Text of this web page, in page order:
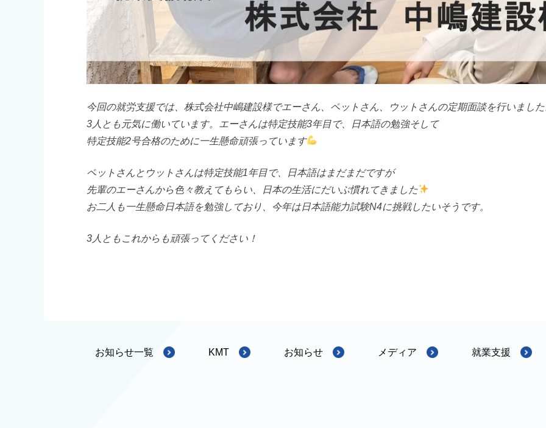
今回の就労支援では、株式会社中嶋建設様でエーさん、ペットさん、ウットさんの定期面談を行いまし
3人とも元気に働いています。エーさんは特定技能3年目で、日本語の勉強そして
特定技能2号合格のために一生懸命頑張っています
ペットさんとウットさんは特定技能1年目で、日本語はまだまだですが
先輩のエーさんから色々教えてもらい、日本の生活にだいぶ慣れてきました
お二人も一生懸命日本語を勉強しており、今年は日本語能力試験N4に挑戦したいそうです。
3人ともこれからも頑張ってください！
お知らせ一覧 KMT お知らせ メディア 就業支援